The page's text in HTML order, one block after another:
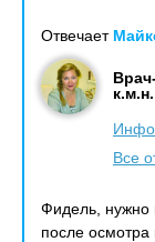
Отвечает
к.м.н.
Все
Фидель, нужно
после осмотра